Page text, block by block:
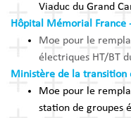
Viaduc du Grand
Hôpital Mémorial France
Moe pour le
électriques HT/BT
Ministère de la transition
Moe pour le
station de groupes